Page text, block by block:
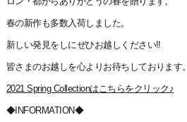
春の新作も多数入荷しました。
新しい発見をしにぜひお越しください!!
皆さまのお越しを心よりお待ちしております。
2021 Spring Collectionはこちらをクリック♪
◆INFORMATION◆